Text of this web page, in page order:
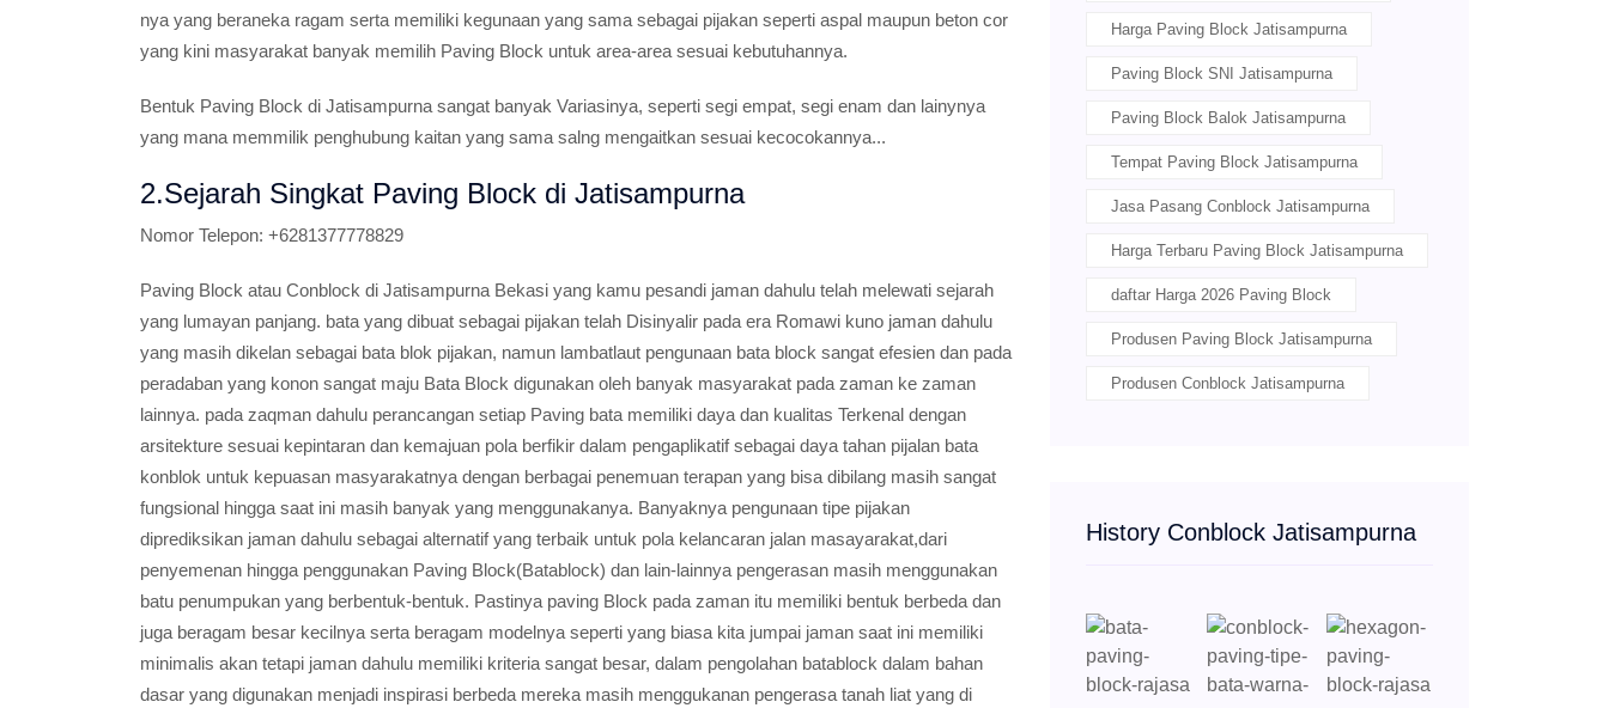
nya yang beraneka ragam serta memiliki kegunaan yang sama sebagai pijakan seperti aspal maupun beton cor
yang kini masyarakat banyak memilih Paving Block untuk area-area sesuai kebutuhannya.
Bentuk Paving Block di Jatisampurna sangat banyak Variasinya, seperti segi empat, segi enam dan lainynya
yang mana memmilik penghubung kaitan yang sama salng mengaitkan sesuai kecocokannya...
2.Sejarah Singkat Paving Block di Jatisampurna
Nomor Telepon: +6281377778829
Paving Block atau Conblock di Jatisampurna Bekasi yang kamu pesandi jaman dahulu telah melewati sejarah
yang lumayan panjang. bata yang dibuat sebagai pijakan telah Disinyalir pada era Romawi kuno jaman dahulu
yang masih dikelan sebagai bata blok pijakan, namun lambatlaut pengunaan bata block sangat efesien dan pada
peradaban yang konon sangat maju Bata Block digunakan oleh banyak masyarakat pada zaman ke zaman
lainnya. pada zaqman dahulu perancangan setiap Paving bata memiliki daya dan kualitas Terkenal dengan
arsitekture sesuai kepintaran dan kemajuan pola berfikir dalam pengaplikatif sebagai daya tahan pijalan bata
konblok untuk kepuasan masyarakatnya dengan berbagai penemuan terapan yang bisa dibilang masih sangat
fungsional hingga saat ini masih banyak yang menggunakanya. Banyaknya pengunaan tipe pijakan
diprediksikan jaman dahulu sebagai alternatif yang terbaik untuk pola kelancaran jalan masayarakat,dari
penyemenan hingga penggunakan Paving Block(Batablock) dan lain-lainnya pengerasan masih menggunakan
batu penumpukan yang berbentuk-bentuk. Pastinya paving Block pada zaman itu memiliki bentuk berbeda dan
juga beragam besar kecilnya serta beragam modelnya seperti yang biasa kita jumpai jaman saat ini memiliki
minimalis akan tetapi jaman dahulu memiliki kriteria sangat besar, dalam pengolahan batablock dalam bahan
dasar yang digunakan menjadi inspirasi berbeda mereka masih menggukanan pengerasa tanah liat yang di
Harga Paving Block Jatisampurna
Paving Block SNI Jatisampurna
Paving Block Balok Jatisampurna
Tempat Paving Block Jatisampurna
Jasa Pasang Conblock Jatisampurna
Harga Terbaru Paving Block Jatisampurna
daftar Harga 2026 Paving Block
Produsen Paving Block Jatisampurna
Produsen Conblock Jatisampurna
History Conblock Jatisampurna